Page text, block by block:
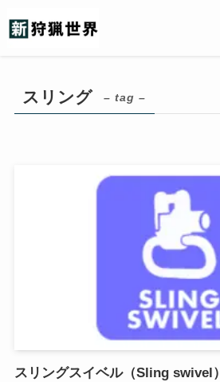
スリング – tag –
スリングスイベル（Sling swivel）